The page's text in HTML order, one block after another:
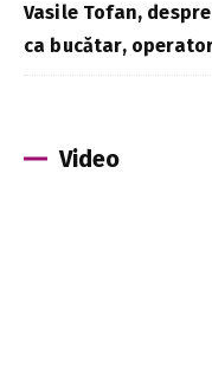
Vasile Tofan,
ca bucătar,
Video